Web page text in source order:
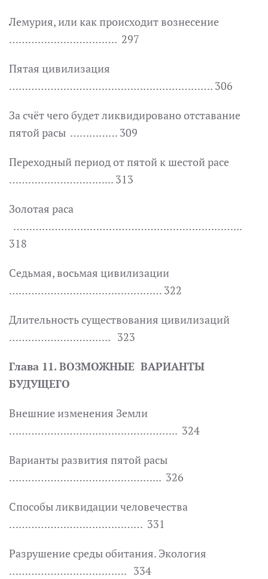
Лемурия, или как происходит вознесение
……………………………. 297
Пятая цивилизация
………………………………………………………. 306
За счёт чего будет ликвидировано отставание
пятой расы …………… 309
Переходный период от пятой к шестой расе
…………………………... 313
Золотая раса
……………………………………………………………...
318
Седьмая, восьмая цивилизации
………………………………………… 322
Длительность существования цивилизаций
………………………….. 323
Глава 11. ВОЗМОЖНЫЕ ВАРИАНТЫ
БУДУЩЕГО
Внешние изменения Земли
…………………………………………….. 324
Варианты развития пятой расы
………………………………………... 326
Способы ликвидации человечества
…………………………………… 331
Разрушение среды обитания. Экология
………………………………. 334